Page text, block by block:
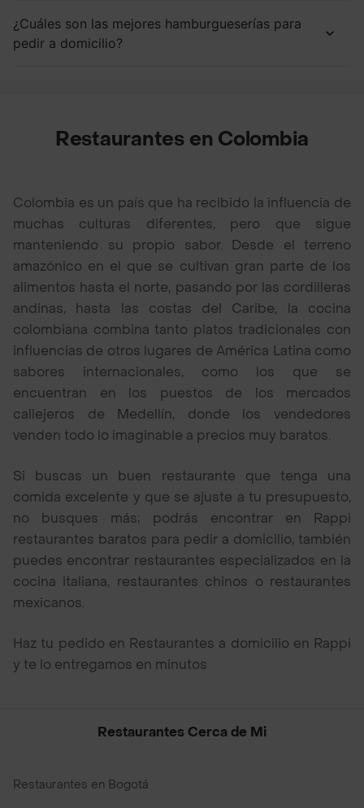
¿Cuáles son las mejores hamburgueserías para
pedir a domicilio?
Restaurantes en Colombia
Colombia es un país que ha recibido la influencia de
muchas culturas diferentes, pero que sigue
manteniendo su propio sabor. Desde el terreno
amazónico en el que se cultivan gran parte de los
alimentos hasta el norte, pasando por las cordilleras
andinas, hasta las costas del Caribe, la cocina
colombiana combina tanto platos tradicionales con
influencias de otros lugares de América Latina como
sabores internacionales, como los que se
encuentran en los puestos de los mercados
callejeros de Medellín, donde los vendedores
venden todo lo imaginable a precios muy baratos.
Si buscas un buen restaurante que tenga una
comida excelente y que se ajuste a tu presupuesto,
no busques más; podrás encontrar en Rappi
restaurantes baratos para pedir a domicilio, también
puedes encontrar restaurantes especializados en la
cocina italiana, restaurantes chinos o restaurantes
mexicanos.
Haz tu pedido en Restaurantes a domicilio en Rappi
y te lo entregamos en minutos
Restaurantes Cerca de Mi
Restaurantes en Bogotá